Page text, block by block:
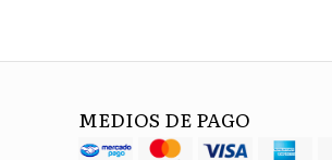
MEDIOS DE PAGO